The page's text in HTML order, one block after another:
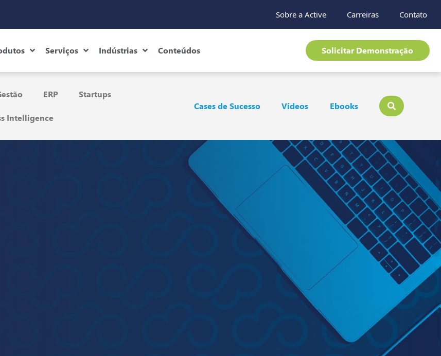
Sobre a Active Carreiras Contato
Serviços Indústrias Conteúdos Solicitar Demonstração
ERP Startups
Intelligence
Cases de Sucesso Vídeos Ebooks